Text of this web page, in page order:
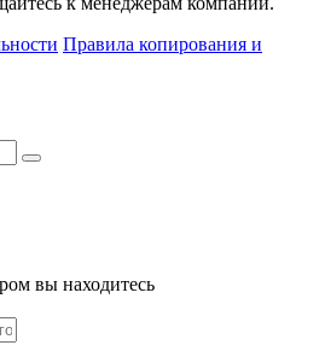
Правила копирования и
вы находитесь